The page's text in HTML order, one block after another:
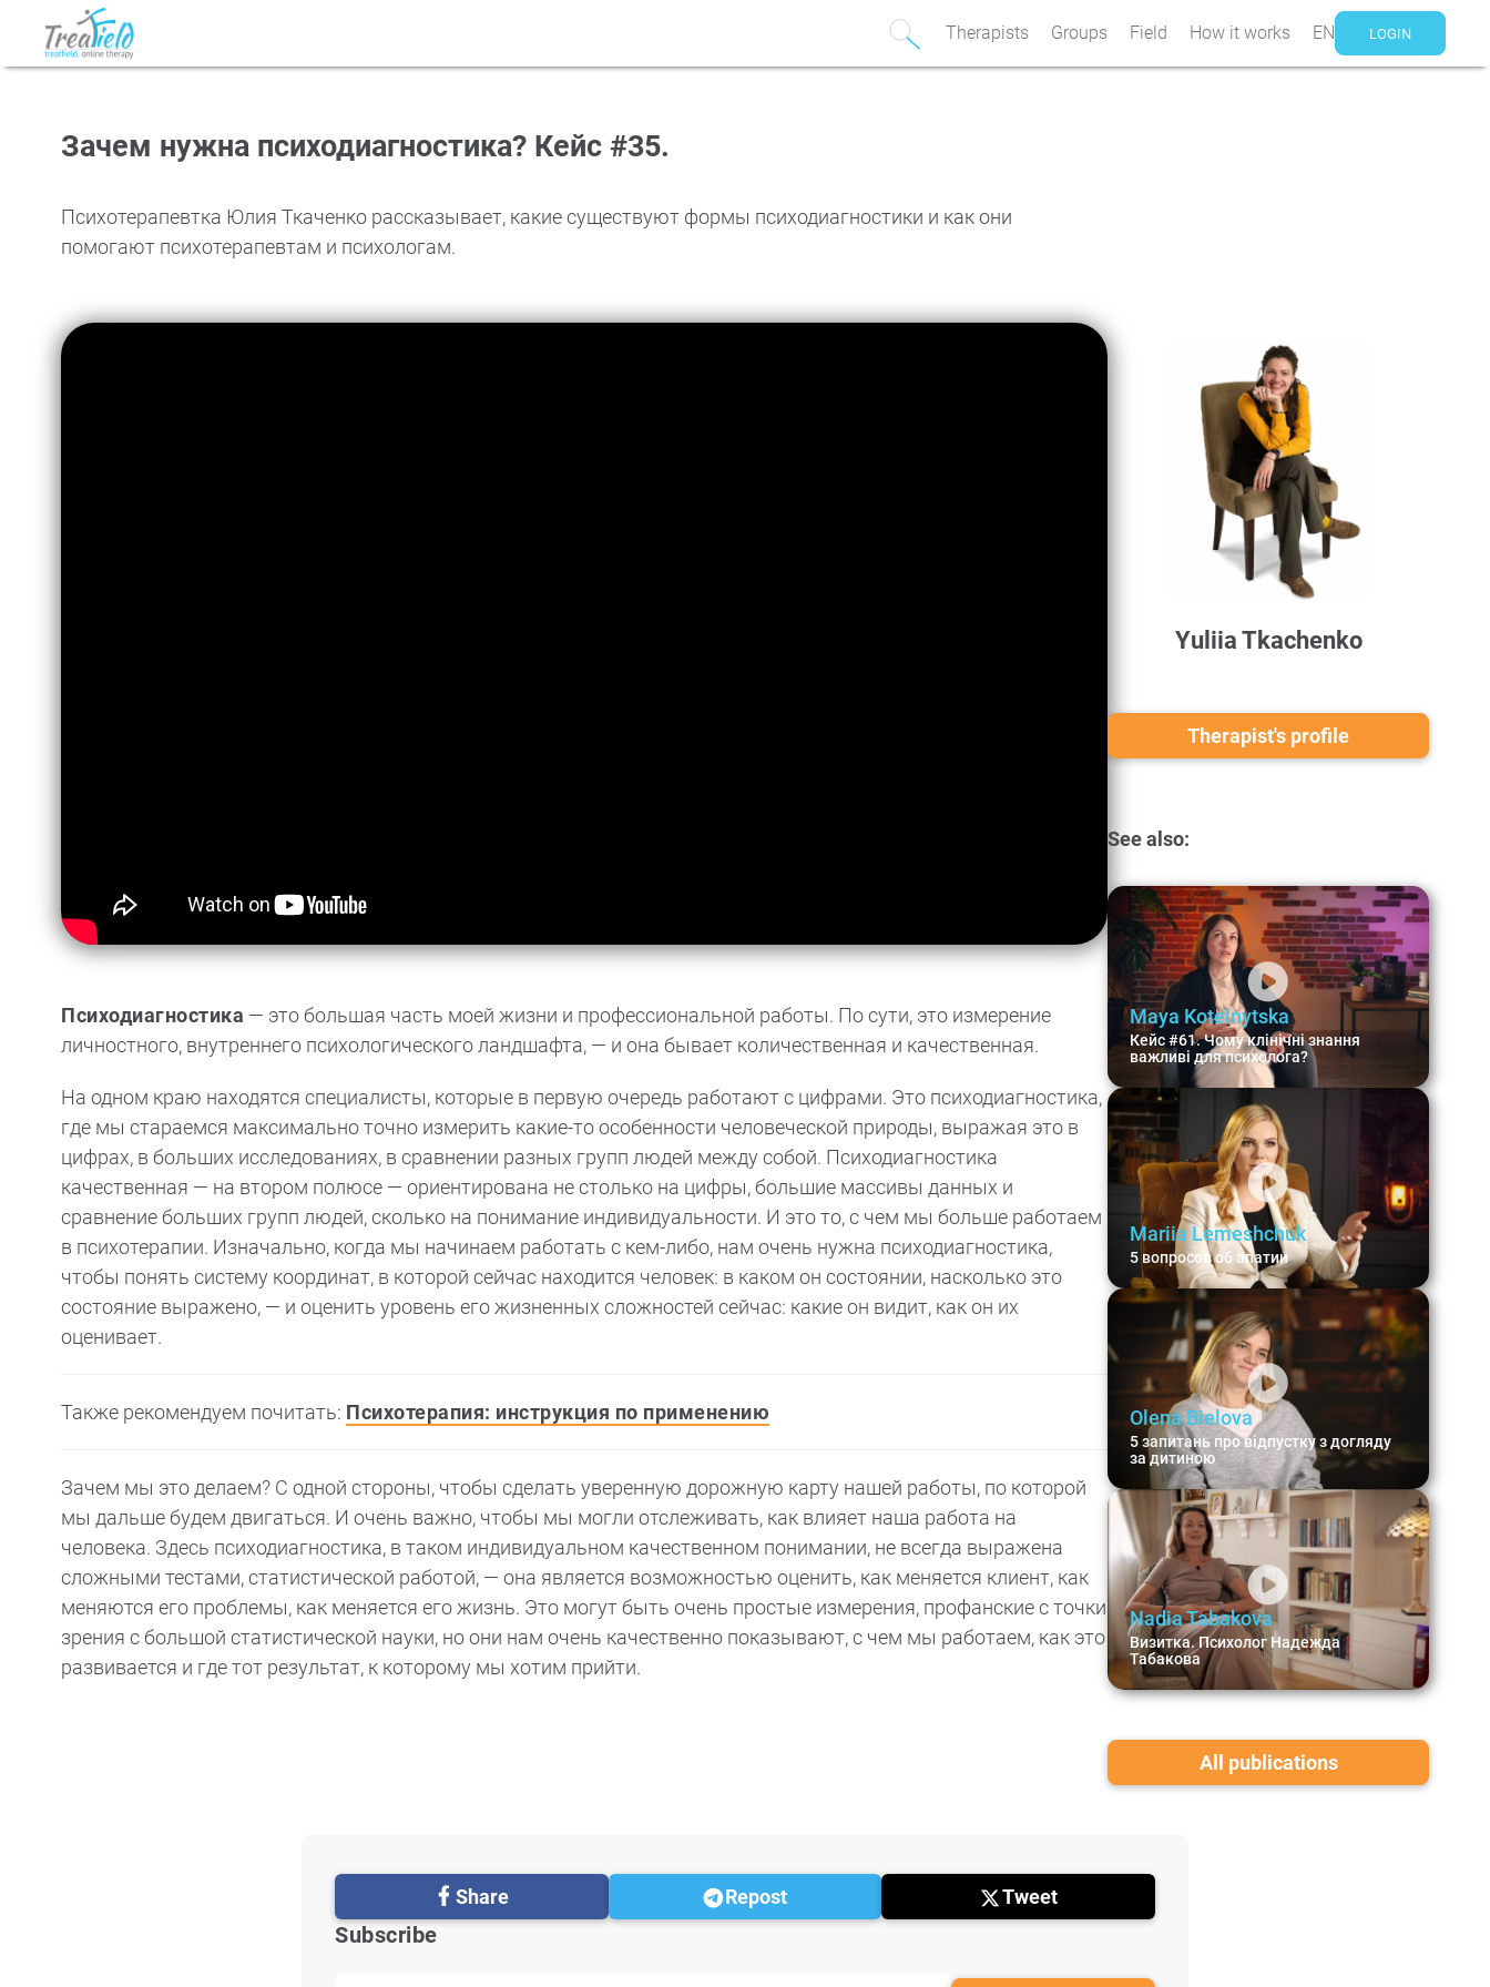
Therapists Groups Field How it works EN LOGIN
Зачем нужна психодиагностика? Кейс #35.
Психотерапевтка Юлия Ткаченко рассказывает, какие существуют формы психодиагностики и как они
помогают психотерапевтам и психологам.
Психодиагностика — это большая часть моей жизни и профессиональной работы. По сути, это измерение
личностного, внутреннего психологического ландшафта, — и она бывает количественная и качественная.
На одном краю находятся специалисты, которые в первую очередь работают с цифрами. Это психодиагностика,
где мы стараемся максимально точно измерить какие-то особенности человеческой природы, выражая это в
цифрах, в больших исследованиях, в сравнении разных групп людей между собой. Психодиагностика
качественная — на втором полюсе — ориентирована не столько на цифры, большие массивы данных и
сравнение больших групп людей, сколько на понимание индивидуальности. И это то, с чем мы больше работаем
в психотерапии. Изначально, когда мы начинаем работать с кем-либо, нам очень нужна психодиагностика,
чтобы понять систему координат, в которой сейчас находится человек: в каком он состоянии, насколько это
состояние выражено, — и оценить уровень его жизненных сложностей сейчас: какие он видит, как он их
оценивает.
Также рекомендуем почитать: Психотерапия: инструкция по применению
Зачем мы это делаем? С одной стороны, чтобы сделать уверенную дорожную карту нашей работы, по которой
мы дальше будем двигаться. И очень важно, чтобы мы могли отслеживать, как влияет наша работа на
человека. Здесь психодиагностика, в таком индивидуальном качественном понимании, не всегда выражена
сложными тестами, статистической работой, — она является возможностью оценить, как меняется клиент, как
меняются его проблемы, как меняется его жизнь. Это могут быть очень простые измерения, профанские с точки
зрения с большой статистической науки, но они нам очень качественно показывают, с чем мы работаем, как это
развивается и где тот результат, к которому мы хотим прийти.
Yuliia Tkachenko
Therapist's profile
See also:
Maya Kotelnytska
Кейс #61. Чому клінічні знання
важливі для психолога?
Mariia Lemeshchuk
5 вопросов об апатии
Olena Bielova
5 запитань про відпустку з догляду
за дитиною
Nadia Tabakova
Визитка. Психолог Надежда
Табакова
All publications
Share Repost Tweet
Subscribe